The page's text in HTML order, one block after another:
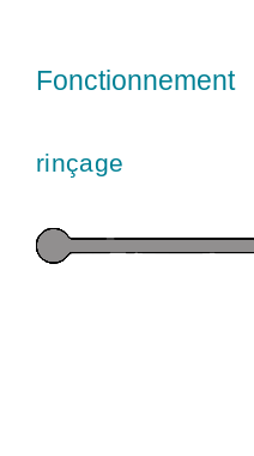
Fonctionnement
rinçage